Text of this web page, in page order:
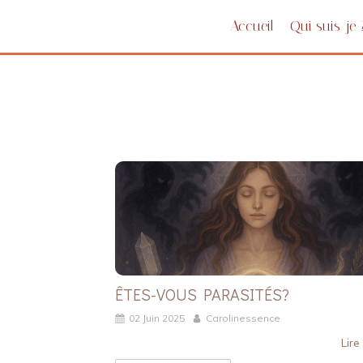
Accueil Qui suis-je
ÊTES-VOUS PARASITÉS?
02 Juin 2025 Carolinessence